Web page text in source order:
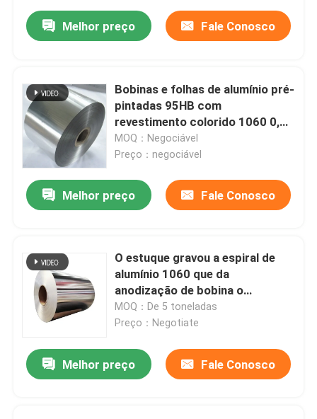
Melhor preço Fale Conosco
Bobinas e folhas de alumínio pré-
pintadas 95HB com
revestimento colorido 1060 0,2
mm
MOQ：Negociável
Preço：negociável
Melhor preço Fale Conosco
O estuque gravou a espiral de
alumínio 1060 que da
anodização de bobina o
emperramento 1050 H14
revestiu Pvc 0.1-300mm
MOQ：De 5 toneladas
Preço：Negotiate
Melhor preço Fale Conosco